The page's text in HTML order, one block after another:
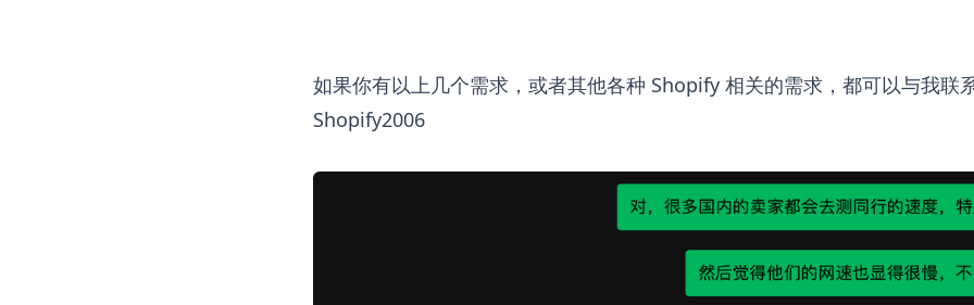
如果你有以上几个需求，或者其他各种 Shopify 相关的需求，都可以与我联
Shopify2006